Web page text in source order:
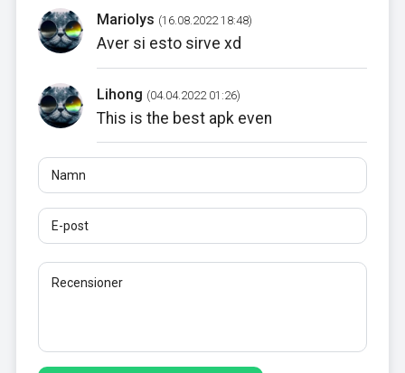
Mariolys (16.08.2022 18:48)
Aver si esto sirve xd
Lihong (04.04.2022 01:26)
This is the best apk even
Namn
E-post
Recensioner
Minst 10 tecken. Länkar är inte tillåtna.